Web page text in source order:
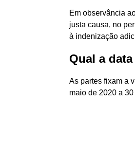
Em observância
justa causa, no
à indenização
Qual a
As partes fixam a
maio de 2020 a